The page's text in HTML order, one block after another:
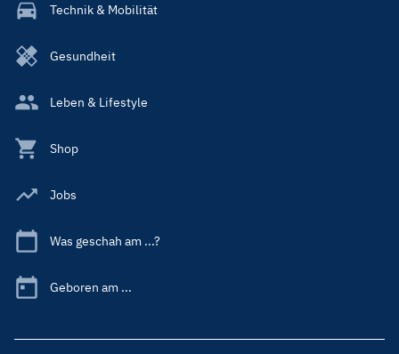
Technik & Mobilität
Gesundheit
Leben & Lifestyle
Shop
Jobs
Was geschah am ...?
Geboren am ...